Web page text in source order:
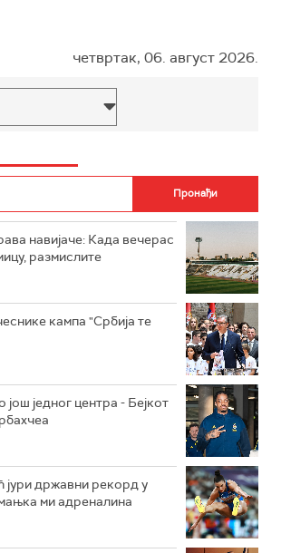
четвртак, 06. август 2026.
навијаче: Када вечерас
размислите
кампа "Србија те
једног центра - Бејкот
државни рекорд у
ми адреналина